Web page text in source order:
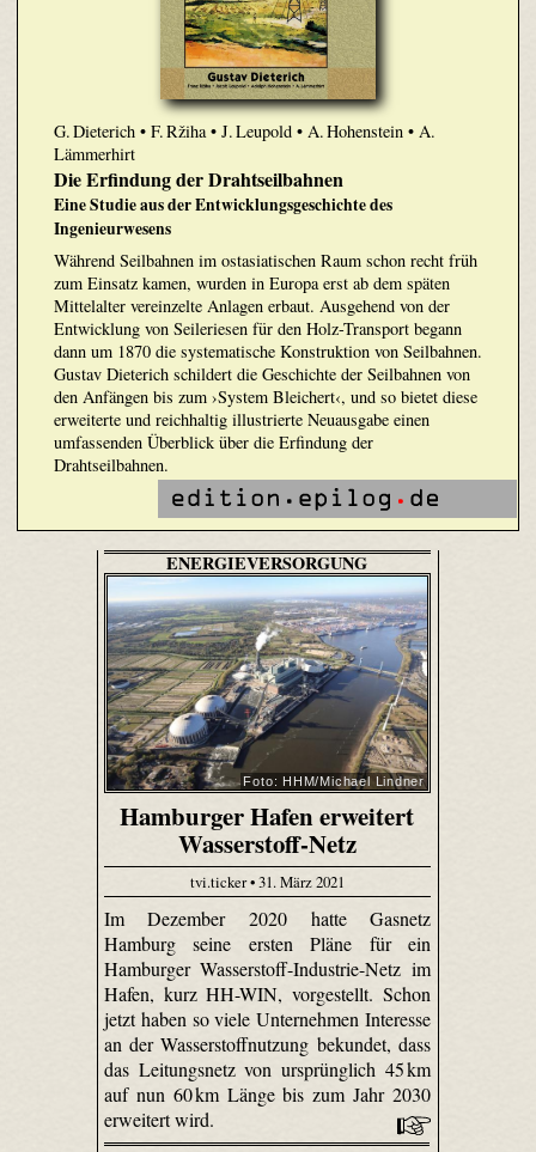
G. Dieterich • F. Ržiha • J. Leupold • A. Hohenstein • A.
Lämmerhirt
Die Erfindung der Drahtseilbahnen
Eine Studie aus der Entwicklungsgeschichte des
Ingenieurwesens
Während Seilbahnen im ostasiatischen Raum schon recht früh
zum Einsatz kamen, wurden in Europa erst ab dem späten
Mittelalter vereinzelte Anlagen erbaut. Ausgehend von der
Entwicklung von Seileriesen für den Holz-Transport begann
dann um 1870 die systematische Konstruktion von Seilbahnen.
Gustav Dieterich schildert die Geschichte der Seilbahnen von
den Anfängen bis zum ›System Bleichert‹, und so bietet diese
erweiterte und reichhaltig illustrierte Neuausgabe einen
umfassenden Überblick über die Erfindung der
Drahtseilbahnen.
ENERGIEVERSORGUNG
Foto: HHM/Michael Lindner
Hamburger Hafen erweitert
Wasserstoff-Netz
tvi.ticker • 31. März 2021
Im Dezember 2020 hatte Gasnetz
Hamburg seine ersten Pläne für ein
Hamburger Wasserstoff-Industrie-Netz im
Hafen, kurz HH-WIN, vorgestellt. Schon
jetzt haben so viele Unternehmen Interesse
an der Wasserstoffnutzung bekundet, dass
das Leitungsnetz von ursprünglich 45 km
auf nun 60 km Länge bis zum Jahr 2030
erweitert wird.